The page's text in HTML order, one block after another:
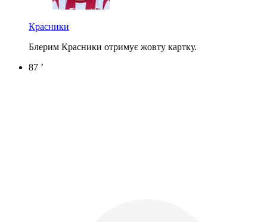
Красники
Блерим Красники отримує жовту картку.
87 ’